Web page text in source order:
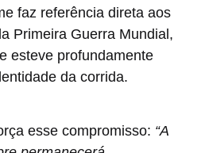
faz referência direta aos
Primeira Guerra Mundial,
esteve profundamente
da corrida.
esse compromisso: “A